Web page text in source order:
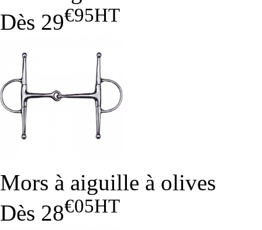
Dès 29€95HT
Mors à aiguille à olives
Dès 28€05HT